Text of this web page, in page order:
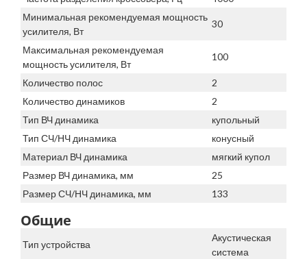
Минимальная рекомендуемая мощность
усилителя, Вт
30
Максимальная рекомендуемая
мощность усилителя, Вт
100
Количество полос
2
Количество динамиков
2
Тип ВЧ динамика
купольный
Тип СЧ/НЧ динамика
конусный
Материал ВЧ динамика
мягкий купол
Размер ВЧ динамика, мм
25
Размер СЧ/НЧ динамика, мм
133
Общие
Тип устройства
Акустическая
система